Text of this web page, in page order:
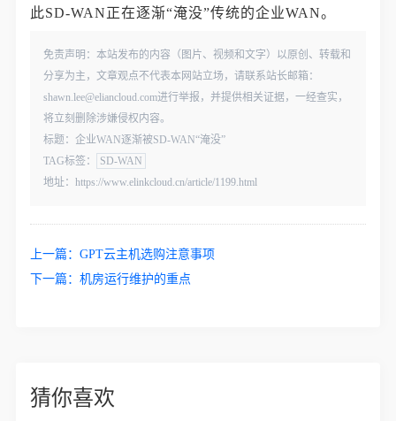
此SD-WAN正在逐渐“淹没”传统的企业WAN。
免责声明：本站发布的内容（图片、视频和文字）以原创、转载和
分享为主，文章观点不代表本网站立场，请联系站长邮箱：
shawn.lee@eliancloud.com进行举报，并提供相关证据，一经查实，
将立刻删除涉嫌侵权内容。
标题：企业WAN逐渐被SD-WAN“淹没”
TAG标签：
SD-WAN
地址：https://www.elinkcloud.cn/article/1199.html
上一篇：GPT云主机选购注意事项
下一篇：机房运行维护的重点
猜你喜欢